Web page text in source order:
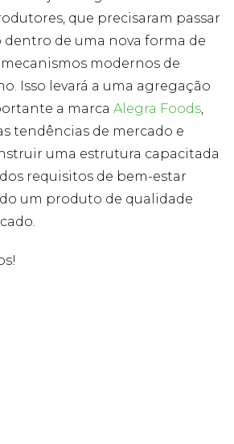
que precisaram passar
dentro de uma nova forma de
modernos de
Isso levará a uma agregação
a marca Alegra Foods,
tendências de mercado e
uma estrutura capacitada
requisitos de bem-estar
um produto de qualidade